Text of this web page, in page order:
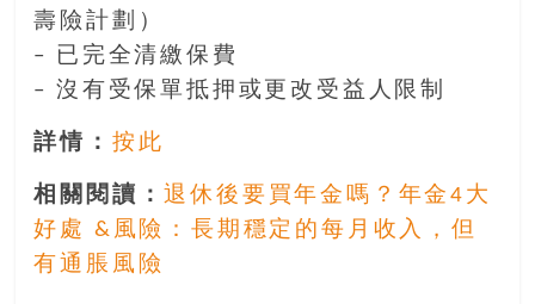
壽險計劃）
– 已完全清繳保費
– 沒有受保單抵押或更改受益人限制
詳情： 按此
相關閱讀：退休後要買年金嗎？年金4大
好處 &風險：長期穩定的每月收入，但
有通脹風險